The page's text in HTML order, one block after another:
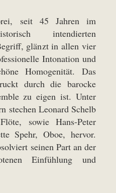
seit 45 Jahren im
intendierten
glänzt in allen vier
Intonation und
Homogenität. Das
durch die barocke
zu eigen ist. Unter
stechen Leonard Schelb
sowie Hans-Peter
Spehr, Oboe, hervor.
seinen Part an der
Einfühlung und